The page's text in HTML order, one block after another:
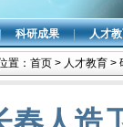
| 科研成果 | 人才
置： 首页 > 人才教育 >